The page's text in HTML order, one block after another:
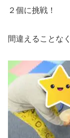
２個に挑戦！
間違えることな